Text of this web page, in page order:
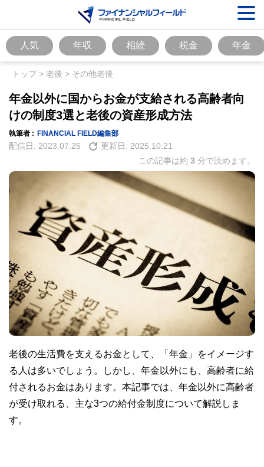
人気 年収 相続 税金 年金
トップ> 老後 > その他老後
年金以外に国からお金が支給される高齢者向
けの制度3選と老後の資産形成方法
執筆者 : FINANCIAL FIELD編集部
配信日: 2023.07.25 更新日: 2025.10.21
この記事は約 3 分で読めます。
老後の生活費を支えるお金として、「年金」をイメージす
る人は多いでしょう。しかし、年金以外にも、高齢者に給
付されるお金はあります。本記事では、年金以外に高齢者
が受け取れる、主な3つの給付金制度について解説しま
す。